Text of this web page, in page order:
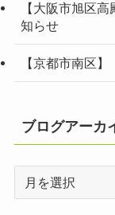
【大阪市旭区
知らせ
【京都市南区
ブログアーカ